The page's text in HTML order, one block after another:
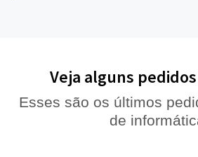
Veja alguns
Esses são os últimos
de